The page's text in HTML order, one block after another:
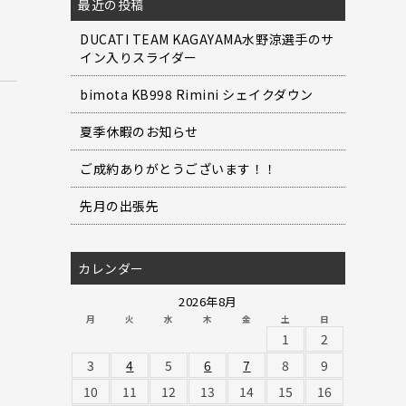
最近の投稿
DUCATI TEAM KAGAYAMA水野涼選手のサ
イン入りスライダー
bimota KB998 Rimini シェイクダウン
夏季休暇のお知らせ
ご成約ありがとうございます！！
先月の出張先
カレンダー
2026年8月
月 火 水 木 金 土 日
1
2
3
4 5 6 7 8
9
10
11 12 13 14 15 16